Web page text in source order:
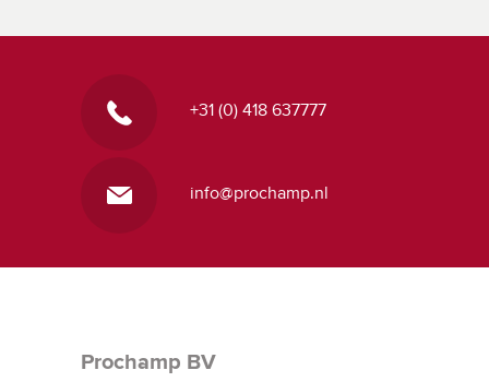
+31 (0) 418 637777
info@prochamp.nl
Prochamp BV